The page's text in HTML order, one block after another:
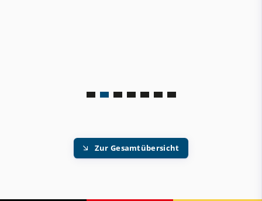
Zur Gesamtübersicht